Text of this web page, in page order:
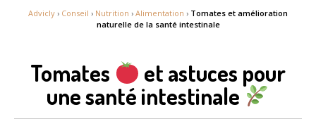
Advicly › Conseil › Nutrition › Alimentation › Tomates et amélioration
naturelle de la santé intestinale
Tomates
et astuces pour
une santé intestinale